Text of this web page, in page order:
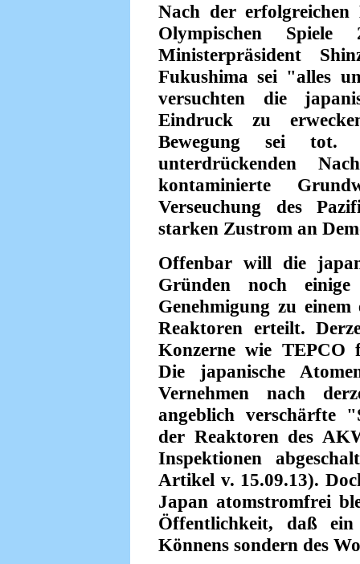
Nach der
Olympischen
Ministerpräsident
Fukushima sei "alles
versuchten die
Eindruck zu
Bewegung sei
unterdrückenden
kontaminierte
Verseuchung des
starken Zustrom an
Offenbar will die
Gründen noch
Genehmigung zu
Reaktoren erteilt.
Konzerne wie TEPCO
Die japanische
Vernehmen nach
angeblich verschärfte
der Reaktoren des
Inspektionen
Artikel v. 15.09.13).
Japan atomstromfrei
Öffentlichkeit, daß
Könnens sondern des